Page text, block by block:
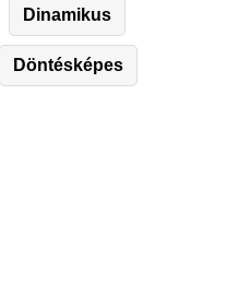
Dinamikus
Döntésképes